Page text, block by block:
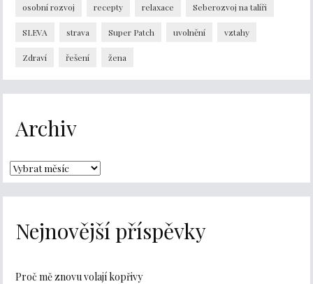
osobní rozvoj recepty relaxace Seberozvoj na talíři
SLEVA strava Super Patch uvolnění vztahy
Zdraví řešení žena
Archiv
Nejnovější příspěvky
Proč mě znovu volají kopřivy